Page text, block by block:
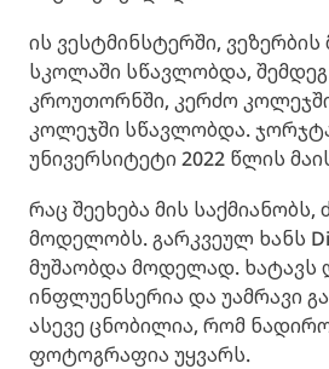
ის ვესტმინსტერში,
სკოლაში სწავლობდა, შემდეგ
კროუთორნში, კერძო
კოლეჯში სწავლობდა.
უნივერსიტეტი 2022 წლის
რაც შეეხება მის
მოდელობს. გარკვეულ ხანს
მუშაობდა მოდელად. ხატავს
ინფლუენსერია და უამრავი
ასევე ცნობილია, რომ
ფოტოგრაფია უყვარს.